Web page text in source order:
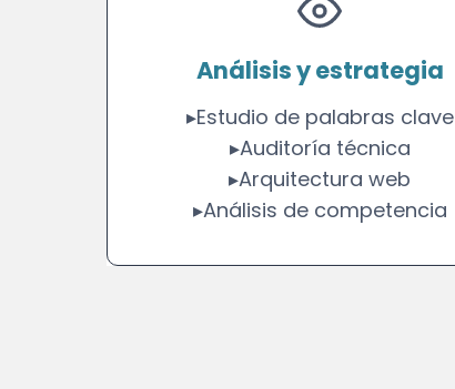
Análisis y estrategia
▸Estudio de palabras clave
▸Auditoría técnica
▸Arquitectura web
▸Análisis de competencia